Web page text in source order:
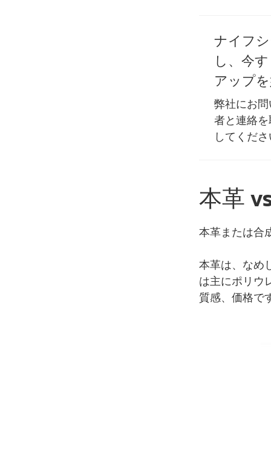
ナイフ
し、今
アップ
弊社にお
者と連絡
してくだ
本革
本革または合
本革は、なめ
は主にポリウ
質感、価格で